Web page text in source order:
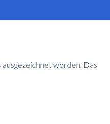
worden. Das